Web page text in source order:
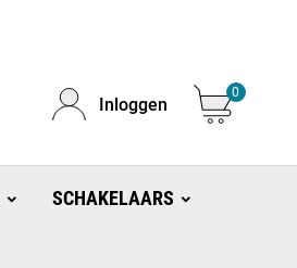
Inloggen
0
SCHAKELAARS